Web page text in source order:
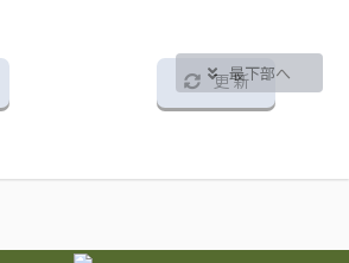
更 新
最下部へ